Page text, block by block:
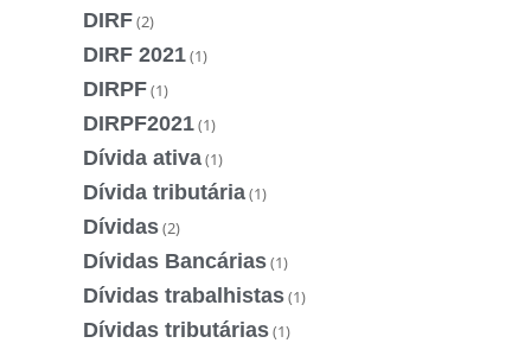
DIRF(2)
DIRF 2021(1)
DIRPF(1)
DIRPF2021(1)
Dívida ativa(1)
Dívida tributária(1)
Dívidas(2)
Dívidas Bancárias(1)
Dívidas trabalhistas(1)
Dívidas tributárias(1)